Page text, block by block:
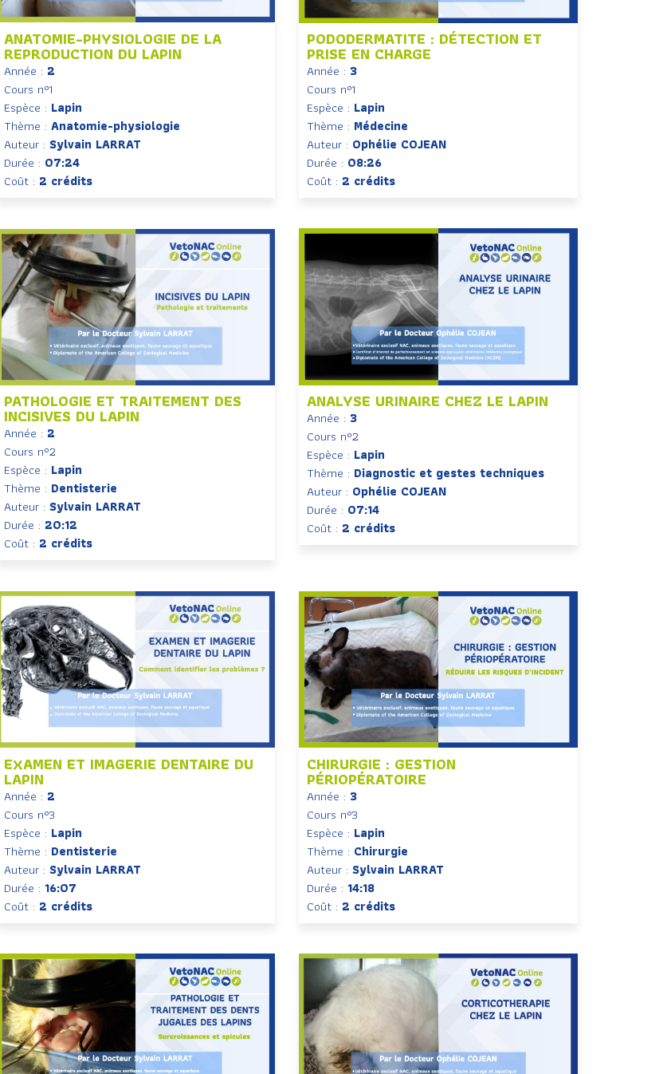
ANATOMIE-PHYSIOLOGIE DE LA
REPRODUCTION DU LAPIN
Année : 2
Cours n°1
Espèce : Lapin
Thème : Anatomie-physiologie
Auteur : Sylvain LARRAT
Durée : 07:24
Coût : 2 crédits
PODODERMATITE : DÉTECTION ET
PRISE EN CHARGE
Année : 3
Cours n°1
Espèce : Lapin
Thème : Médecine
Auteur : Ophélie COJEAN
Durée : 08:26
Coût : 2 crédits
PATHOLOGIE ET TRAITEMENT DES
INCISIVES DU LAPIN
Année : 2
Cours n°2
Espèce : Lapin
Thème : Dentisterie
Auteur : Sylvain LARRAT
Durée : 20:12
Coût : 2 crédits
ANALYSE URINAIRE CHEZ LE LAPIN
Année : 3
Cours n°2
Espèce : Lapin
Thème : Diagnostic et gestes techniques
Auteur : Ophélie COJEAN
Durée : 07:14
Coût : 2 crédits
EXAMEN ET IMAGERIE DENTAIRE DU
LAPIN
Année : 2
Cours n°3
Espèce : Lapin
Thème : Dentisterie
Auteur : Sylvain LARRAT
Durée : 16:07
Coût : 2 crédits
CHIRURGIE : GESTION
PÉRIOPÉRATOIRE
Année : 3
Cours n°3
Espèce : Lapin
Thème : Chirurgie
Auteur : Sylvain LARRAT
Durée : 14:18
Coût : 2 crédits